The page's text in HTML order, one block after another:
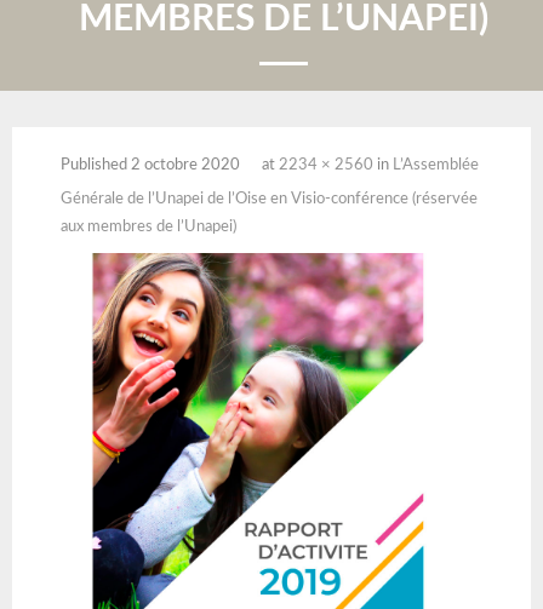
MEMBRES DE L’UNAPEI)
Published 2 octobre 2020 at 2234 × 2560 in L’Assemblée
Générale de l’Unapei de l’Oise en Visio-conférence (réservée
aux membres de l’Unapei)